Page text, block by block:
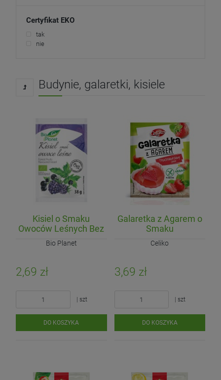
Certyfikat EKO
tak
nie
Budynie, galaretki, kisiele
Kisiel o Smaku
Owoców Leśnych Bez
Cukru BIO 38g
Bio Planet
2,69 zł
| szt
DO KOSZYKA
Galaretka z Agarem o
Smaku
Truskawkowym
Bezglutenowa 45 g
Celiko
3,69 zł
| szt
DO KOSZYKA